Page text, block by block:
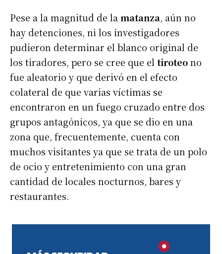
Pese a la magnitud de lamatanza, aún no
hay detenciones, ni los investigadores
pudieron determinar el blanco original de
los tiradores, pero se cree que eltiroteono
fue aleatorio y que derivó en el efecto
colateral de que varias víctimas se
encontraron en un fuego cruzado entre dos
grupos antagónicos, ya que se dio en una
zona que, frecuentemente, cuenta con
muchos visitantes ya que se trata de un polo
de ocio y entretenimiento con una gran
cantidad de locales nocturnos, bares y
restaurantes.